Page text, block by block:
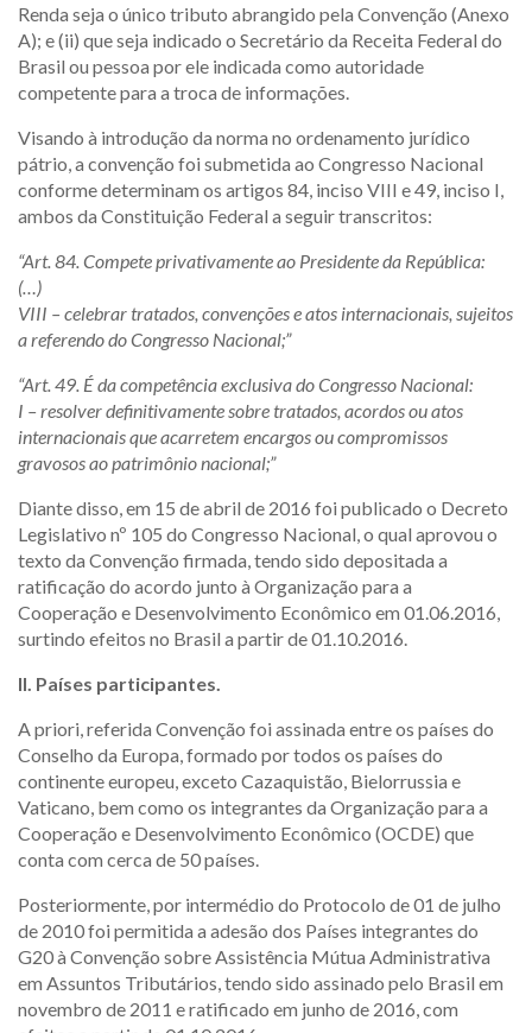
Renda seja o único tributo abrangido pela Convenção (Anexo
A); e (ii) que seja indicado o Secretário da Receita Federal do
Brasil ou pessoa por ele indicada como autoridade
competente para a troca de informações.
Visando à introdução da norma no ordenamento jurídico
pátrio, a convenção foi submetida ao Congresso Nacional
conforme determinam os artigos 84, inciso VIII e 49, inciso I,
ambos da Constituição Federal a seguir transcritos:
“Art. 84. Compete privativamente ao Presidente da República:
(…)
VIII – celebrar tratados, convenções e atos internacionais, sujeitos
a referendo do Congresso Nacional;”
“Art. 49. É da competência exclusiva do Congresso Nacional:
I – resolver definitivamente sobre tratados, acordos ou atos
internacionais que acarretem encargos ou compromissos
gravosos ao patrimônio nacional;”
Diante disso, em 15 de abril de 2016 foi publicado o Decreto
Legislativo nº 105 do Congresso Nacional, o qual aprovou o
texto da Convenção firmada, tendo sido depositada a
ratificação do acordo junto à Organização para a
Cooperação e Desenvolvimento Econômico em 01.06.2016,
surtindo efeitos no Brasil a partir de 01.10.2016.
II. Países participantes.
A priori, referida Convenção foi assinada entre os países do
Conselho da Europa, formado por todos os países do
continente europeu, exceto Cazaquistão, Bielorrussia e
Vaticano, bem como os integrantes da Organização para a
Cooperação e Desenvolvimento Econômico (OCDE) que
conta com cerca de 50 países.
Posteriormente, por intermédio do Protocolo de 01 de julho
de 2010 foi permitida a adesão dos Países integrantes do
G20 à Convenção sobre Assistência Mútua Administrativa
em Assuntos Tributários, tendo sido assinado pelo Brasil em
novembro de 2011 e ratificado em junho de 2016, com